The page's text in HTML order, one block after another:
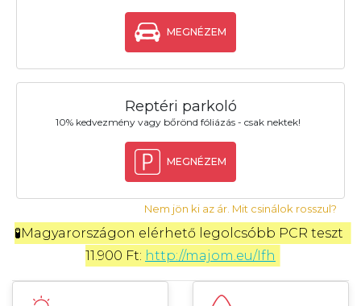
MEGNÉZEM
Reptéri parkoló
10% kedvezmény vagy bőrönd fóliázás - csak nektek!
MEGNÉZEM
Nem jön ki az ár. Mit csinálok rosszul?
🧪Magyarországon elérhető legolcsóbb PCR teszt
11.900 Ft: http://majom.eu/Ifh